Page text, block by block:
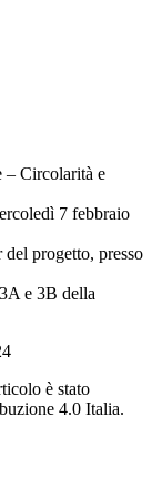
– Circolarità e
7 febbraio
progetto, presso
e 3B della
è stato
4.0 Italia.